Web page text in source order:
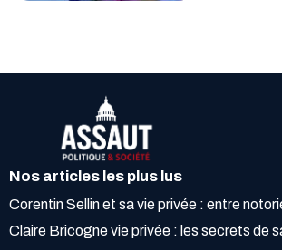
Nos articles les plus lus
Corentin Sellin et sa vie privée : entre
Claire Bricogne vie privée : les secrets de